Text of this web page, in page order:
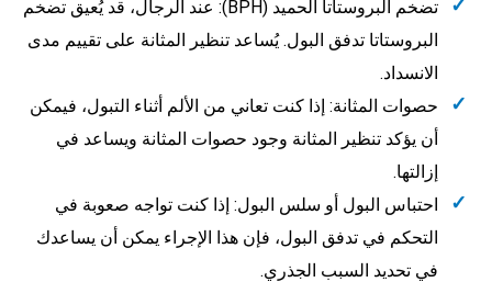
تضخم البروستاتا الحميد (BPH): عند الرجال، قد يُعيق تضخم
البروستاتا تدفق البول. يُساعد تنظير المثانة على تقييم مدى
الانسداد.
حصوات المثانة: إذا كنت تعاني من الألم أثناء التبول، فيمكن
أن يؤكد تنظير المثانة وجود حصوات المثانة ويساعد في
إزالتها.
احتباس البول أو سلس البول: إذا كنت تواجه صعوبة في
التحكم في تدفق البول، فإن هذا الإجراء يمكن أن يساعدك
في تحديد السبب الجذري.